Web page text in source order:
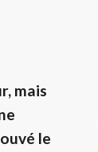
mais
le